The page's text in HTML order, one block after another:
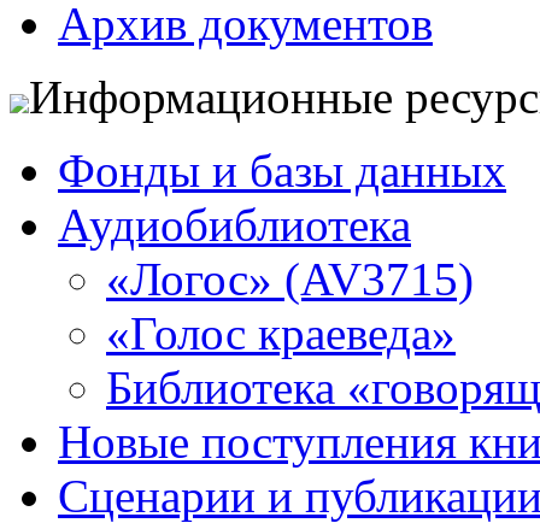
Архив документов
Информационные
Фонды и базы данных
Аудиобиблиотека
«Логос» (AV3715)
«Голос краеведа»
Библиотека
Новые поступления
Сценарии и